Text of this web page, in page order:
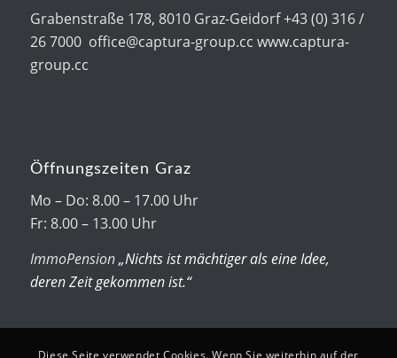
Grabenstraße 178, 8010 Graz-Geidorf +43 (0) 316 /
26 7000 office@captura-group.cc www.captura-
group.cc
Öffnungszeiten Graz
Mo – Do: 8.00 – 17.00 Uhr
Fr: 8.00 – 13.00 Uhr
ImmoPension„Nichts ist mächtiger als eine Idee,
deren Zeit gekommen ist.“
Diese Seite verwendet Cookies. Wenn Sie weiterhin auf der